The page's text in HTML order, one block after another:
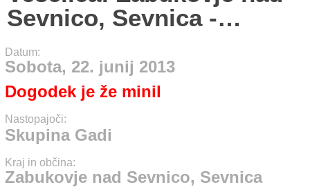
Sevnico, Sevnica -
Skupina Gadi
Datum:
Sobota, 22. junij 2013
Dogodek je že minil
Nastopajoči:
Skupina Gadi
Kraj in občina:
Zabukovje nad Sevnico, Sevnica